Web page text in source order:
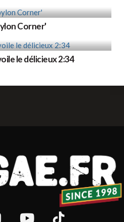
Corner'
le délicieux 2:34